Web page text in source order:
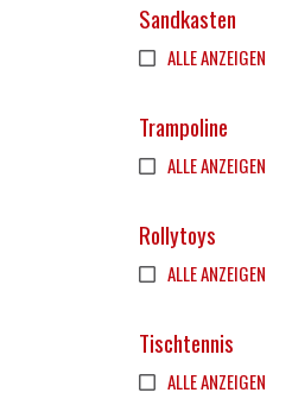
Sandkasten
ALLE ANZEIGEN
Trampoline
ALLE ANZEIGEN
Rollytoys
ALLE ANZEIGEN
Tischtennis
ALLE ANZEIGEN